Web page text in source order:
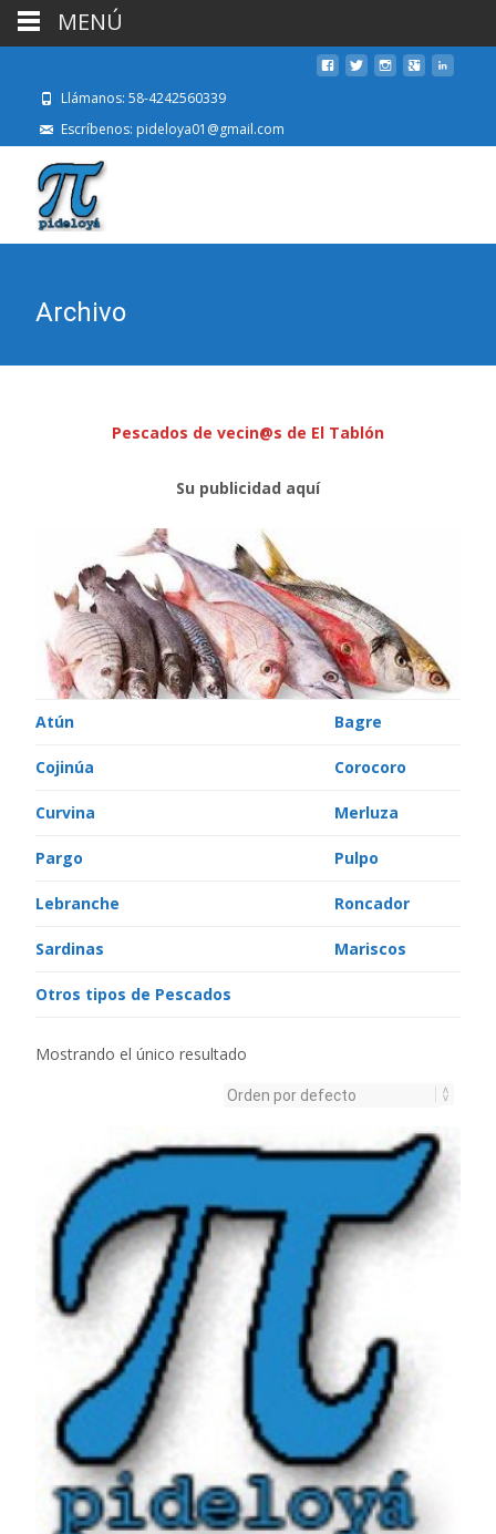
Llámanos: 58-4242560339
Escríbenos: pideloya01@gmail.com
Archivo
Pescados de vecin@s de El Tablón
Su publicidad aquí
Atún Bagre
Cojinúa Corocoro
Curvina Merluza
Pargo Pulpo
Lebranche Roncador
Sardinas Mariscos
Otros tipos de Pescados
Mostrando el único resultado
MENÚ